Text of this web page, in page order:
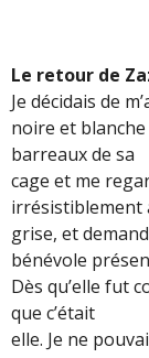
Le retour de
Je décidais de
noire et
barreaux de sa
cage et me
irrésistiblement
grise, et
bénévole
Dès qu’elle fut
que c’était
elle. Je ne